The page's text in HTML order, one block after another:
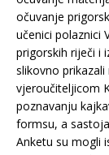
očuvanje
učenici polaznici
prigorskih riječi i
slikovno
vjeroučiteljicom
poznavanju
formsu, a
Anketu su mogli